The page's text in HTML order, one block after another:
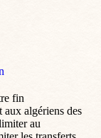
fin
aux algériens des
au